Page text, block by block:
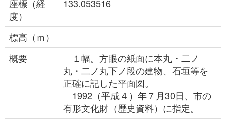
座標（経
度）
133.053516
標高（ｍ）
概要
１幅。方眼の紙面に本丸・二ノ
丸・二ノ丸下ノ段の建物、石垣等を
正確に記した平面図。
1992（平成４）年７月30日、市の
有形文化財（歴史資料）に指定。